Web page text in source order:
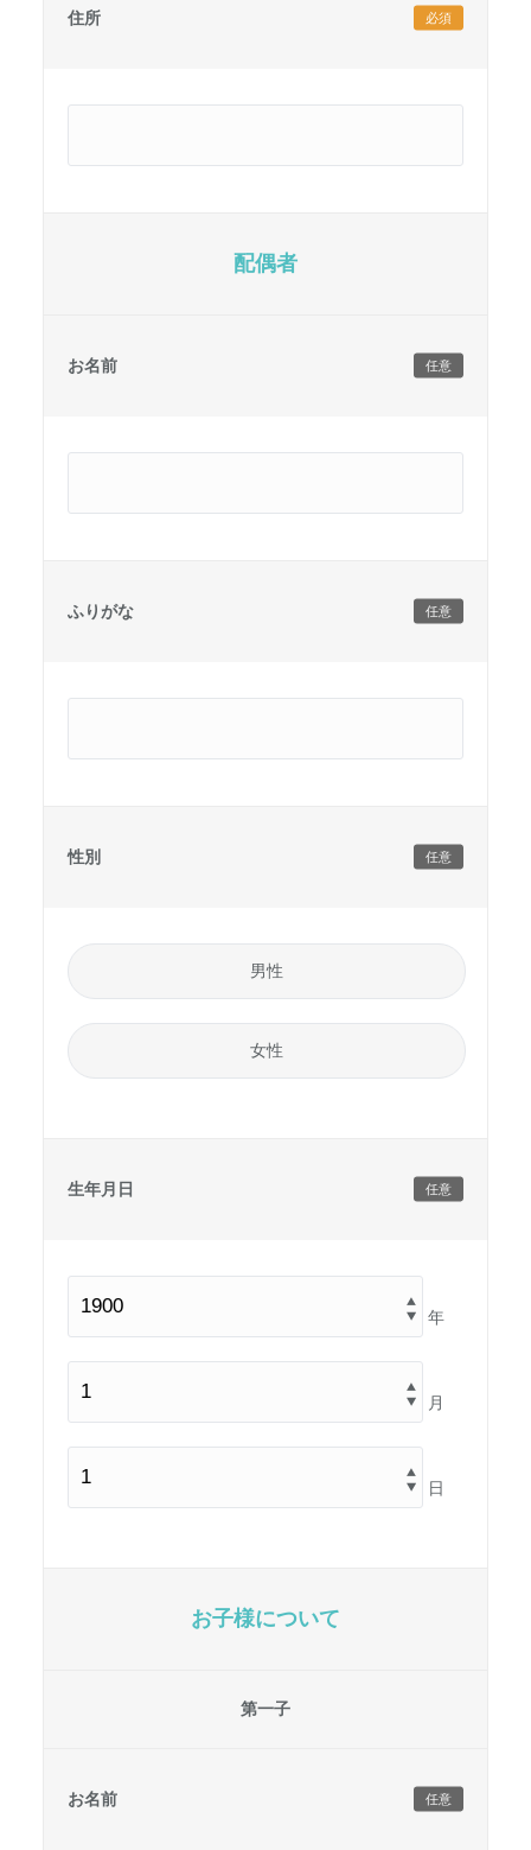
住所 必須
配偶者
お名前 任意
ふりがな 任意
性別 任意
男性
女性
生年月日 任意
年
月
日
お子様について
第一子
お名前 任意